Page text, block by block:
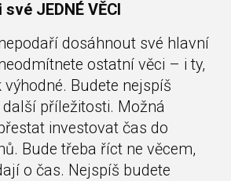
JEDNÉ VĚCI
dosáhnout své hlavní
ostatní věci – i ty,
Budete nejspíš
příležitosti. Možná
investovat čas do
Bude třeba říct ne věcem,
o čas. Nejspíš budete